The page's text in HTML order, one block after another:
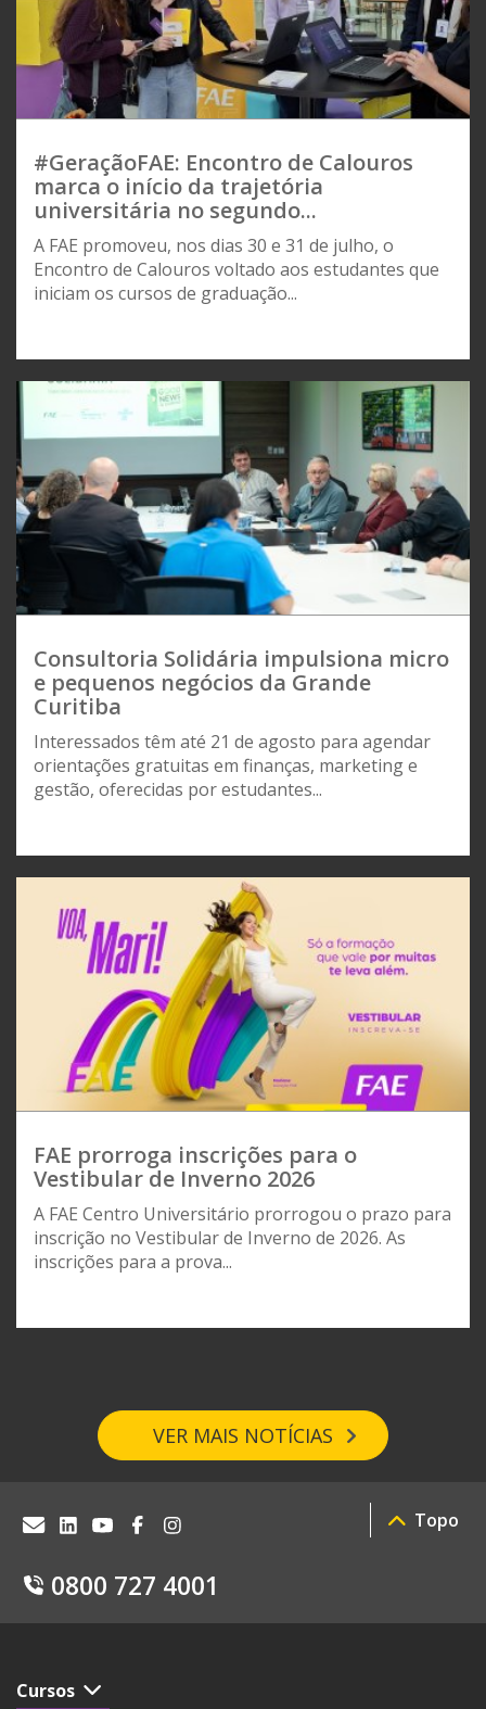
#GeraçãoFAE: Encontro de Calouros
marca o início da trajetória
universitária no segundo...
A FAE promoveu, nos dias 30 e 31 de julho, o
Encontro de Calouros voltado aos estudantes que
iniciam os cursos de graduação...
Consultoria Solidária impulsiona micro
e pequenos negócios da Grande
Curitiba
Interessados têm até 21 de agosto para agendar
orientações gratuitas em finanças, marketing e
gestão, oferecidas por estudantes...
FAE prorroga inscrições para o
Vestibular de Inverno 2026
A FAE Centro Universitário prorrogou o prazo para
inscrição no Vestibular de Inverno de 2026. As
inscrições para a prova...
VER MAIS NOTÍCIAS
0800 727 4001
Topo
Cursos